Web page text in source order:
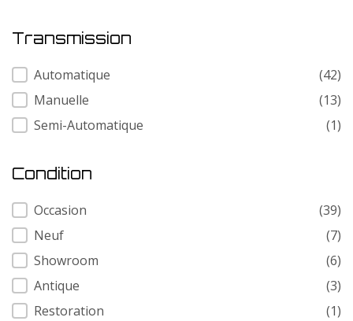
Transmission
Transmission
Automatique
(42)
Manuelle
(13)
Semi-Automatique
(1)
Condition
Condition
Occasion
(39)
Neuf
(7)
Showroom
(6)
Antique
(3)
Restoration
(1)